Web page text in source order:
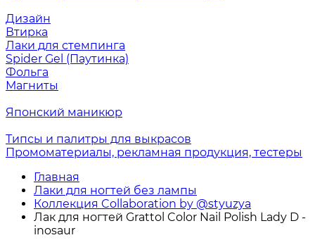
Дизайн
Втирка
Лаки для стемпинга
Spider Gel (Паутинка)
Фольга
Магниты
Японский маникюр
Типсы и палитры для выкрасов
Промоматериалы, рекламная продукция, тестеры
Главная
Лаки для ногтей без лампы
Коллекция Collaboration by @styuzya
Лак для ногтей Grattol Color Nail Polish Lady D -
inosaur